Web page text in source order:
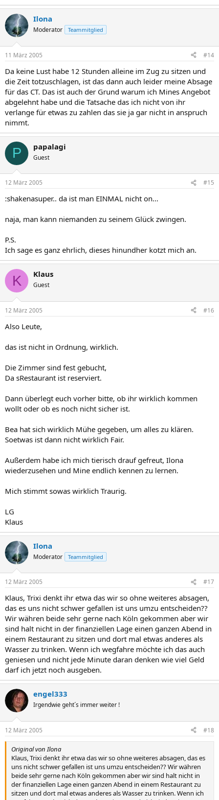
Ilona
Moderator Teammitglied
11 März 2005 #14
Da keine Lust habe 12 Stunden alleine im Zug zu sitzen und
die Zeit totzuschlagen, ist das dann auch leider meine Absage
für das CT. Das ist auch der Grund warum ich Mines Angebot
abgelehnt habe und die Tatsache das ich nicht von ihr
verlange für etwas zu zahlen das sie ja gar nicht in anspruch
nimmt.
P papalagi
Guest
12 März 2005 #15
:shakenasuper.. da ist man EINMAL nicht on...
naja, man kann niemanden zu seinem Glück zwingen.
P.S.
Ich sage es ganz ehrlich, dieses hinundher kotzt mich an.
K Klaus
Guest
12 März 2005 #16
Also Leute,
das ist nicht in Ordnung, wirklich.
Die Zimmer sind fest gebucht,
Da sRestaurant ist reserviert.
Dann überlegt euch vorher bitte, ob ihr wirklich kommen
wollt oder ob es noch nicht sicher ist.
Bea hat sich wirklich Mühe gegeben, um alles zu klären.
Soetwas ist dann nicht wirklich Fair.
Außerdem habe ich mich tierisch drauf gefreut, Ilona
wiederzusehen und Mine endlich kennen zu lernen.
Mich stimmt sowas wirklich Traurig.
LG
Klaus
Ilona
Moderator Teammitglied
12 März 2005 #17
Klaus, Trixi denkt ihr etwa das wir so ohne weiteres absagen,
das es uns nicht schwer gefallen ist uns umzu entscheiden??
Wir währen beide sehr gerne nach Köln gekommen aber wir
sind halt nicht in der finanziellen Lage einen ganzen Abend in
einem Restaurant zu sitzen und dort mal etwas anderes als
Wasser zu trinken. Wenn ich wegfahre möchte ich das auch
geniesen und nicht jede Minute daran denken wie viel Geld
darf ich jetzt noch ausgeben.
engel333
Irgendwie geht´s immer weiter !
12 März 2005 #18
Original von Ilona
Klaus, Trixi denkt ihr etwa das wir so ohne weiteres absagen, das es
uns nicht schwer gefallen ist uns umzu entscheiden?? Wir währen
beide sehr gerne nach Köln gekommen aber wir sind halt nicht in
der finanziellen Lage einen ganzen Abend in einem Restaurant zu
sitzen und dort mal etwas anderes als Wasser zu trinken. Wenn ich